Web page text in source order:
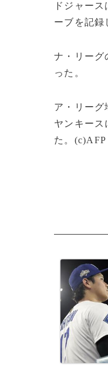
ドジャー
ーブを記録
ナ・リーグ
った。
ア・リーグ
ヤンキース
た。(c)AFP